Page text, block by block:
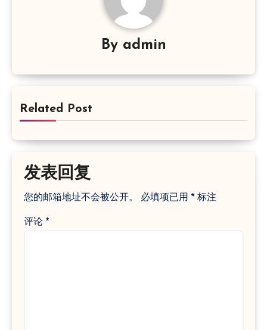
By admin
Related Post
发表回复
您的邮箱地址不会被公开。 必填项已用 *标注
评论 *